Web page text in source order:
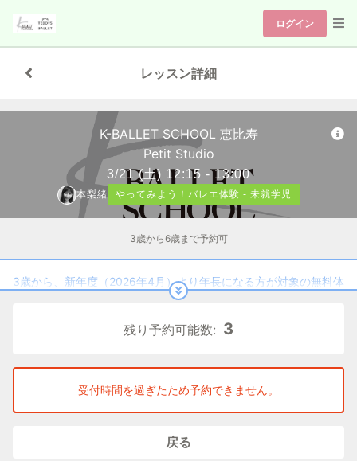
ログイン
レッスン詳細
K-BALLET SCHOOL 恵比寿
Petit Studio
3/21 (土) 12:15 - 13:00
本梨緒 やってみよう！バレエ体験 - 未就学児
3歳から6歳まで予約可
3歳から、新年度（2026年4月）より年長になる方が対象の無料体
◆「やってみよう！バレエ体験」受講料
2回目以降：未入会の方1回1,000円／ご入会いただいた方は無料
残り予約可能数: 3
受付時間を過ぎたため予約できません。
戻る